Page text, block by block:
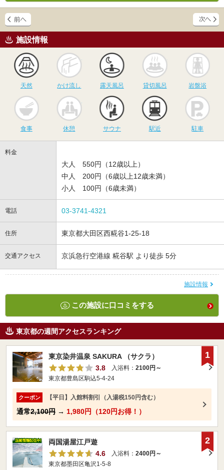
施設情報
天然
かけ流し
かけ流し
露天風呂
露天風呂
貸切風呂
貸切風呂 岩盤浴
食事 休憩
サウナ
サウナ 駅近 駐車
料金
大人 550円（12歳以上）
中人 200円（6歳以上12歳未満）
小人 100円（6歳未満）
電話 03-3741-4321
住所 東京都大田区西糀谷1-25-18
交通アクセス 京浜急行空港線 糀谷駅 より徒歩 5分
施設情報
この施設に口コミをする
東京都の週間アクセスランキング
東京染井温泉 SAKURA （サクラ）
3.8
入浴料： 2100円～
東京都豊島区駒込5-4-24
クーポン 【平日】入館料割引（入湯税150円含む）
通常2,100円 → 1,980円（120円お得！）
1
両国湯屋江戸遊
4.6
入浴料： 2400円～
東京都墨田区亀沢1-5-8
2